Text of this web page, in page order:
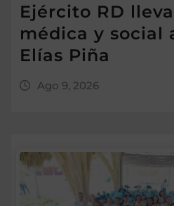
Ejército RD
médica y social
Elías Piña
Ago 9, 2026